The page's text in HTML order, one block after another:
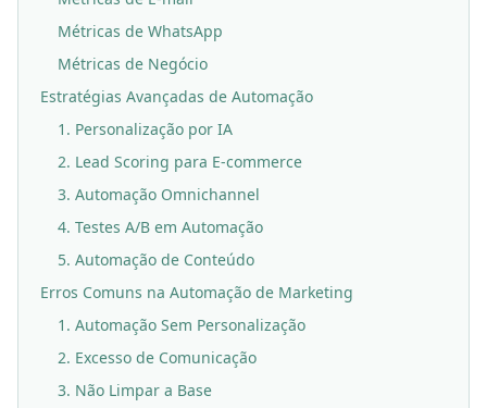
Métricas de WhatsApp
Métricas de Negócio
Estratégias Avançadas de Automação
1. Personalização por IA
2. Lead Scoring para E-commerce
3. Automação Omnichannel
4. Testes A/B em Automação
5. Automação de Conteúdo
Erros Comuns na Automação de Marketing
1. Automação Sem Personalização
2. Excesso de Comunicação
3. Não Limpar a Base